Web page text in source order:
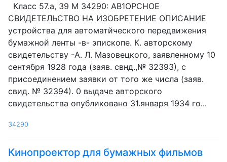
Класс 57.а, 39 М 34290: АВ1ОРСНОЕ
СВИДЕТЕЛЬСТВО НА ИЗОБРЕТЕНИЕ ОПИСАНИЕ
устройства для автоматйческого передвижения
бумажной ленты -в- эпископе. К. авторскому
свидетельству -А. Л. Мазовецкого, заявленному 10
сентября 1928 года (заяв. свнд.,№ 32393), с
присоединением заявки от того же числа (заяв.
свид. № 32394). 0 выдаче авторского
свидетельства опубликовано 31.января 1934 го...
34290
Кинопроектор для бумажных фильмов